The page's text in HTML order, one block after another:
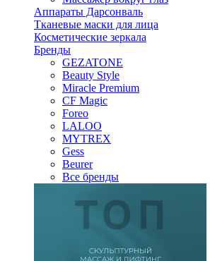
Аппараты Дарсонваль
Тканевые маски для лица
Косметические зеркала
Бренды
GEZATONE
Beauty Style
Miracle Premium
CF Magic
Foreo
LALOO
MYTREX
Gess
Beurer
Все бренды